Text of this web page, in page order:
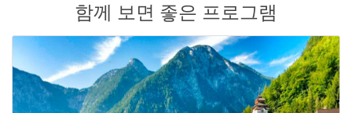
함께 보면 좋은 프로그램